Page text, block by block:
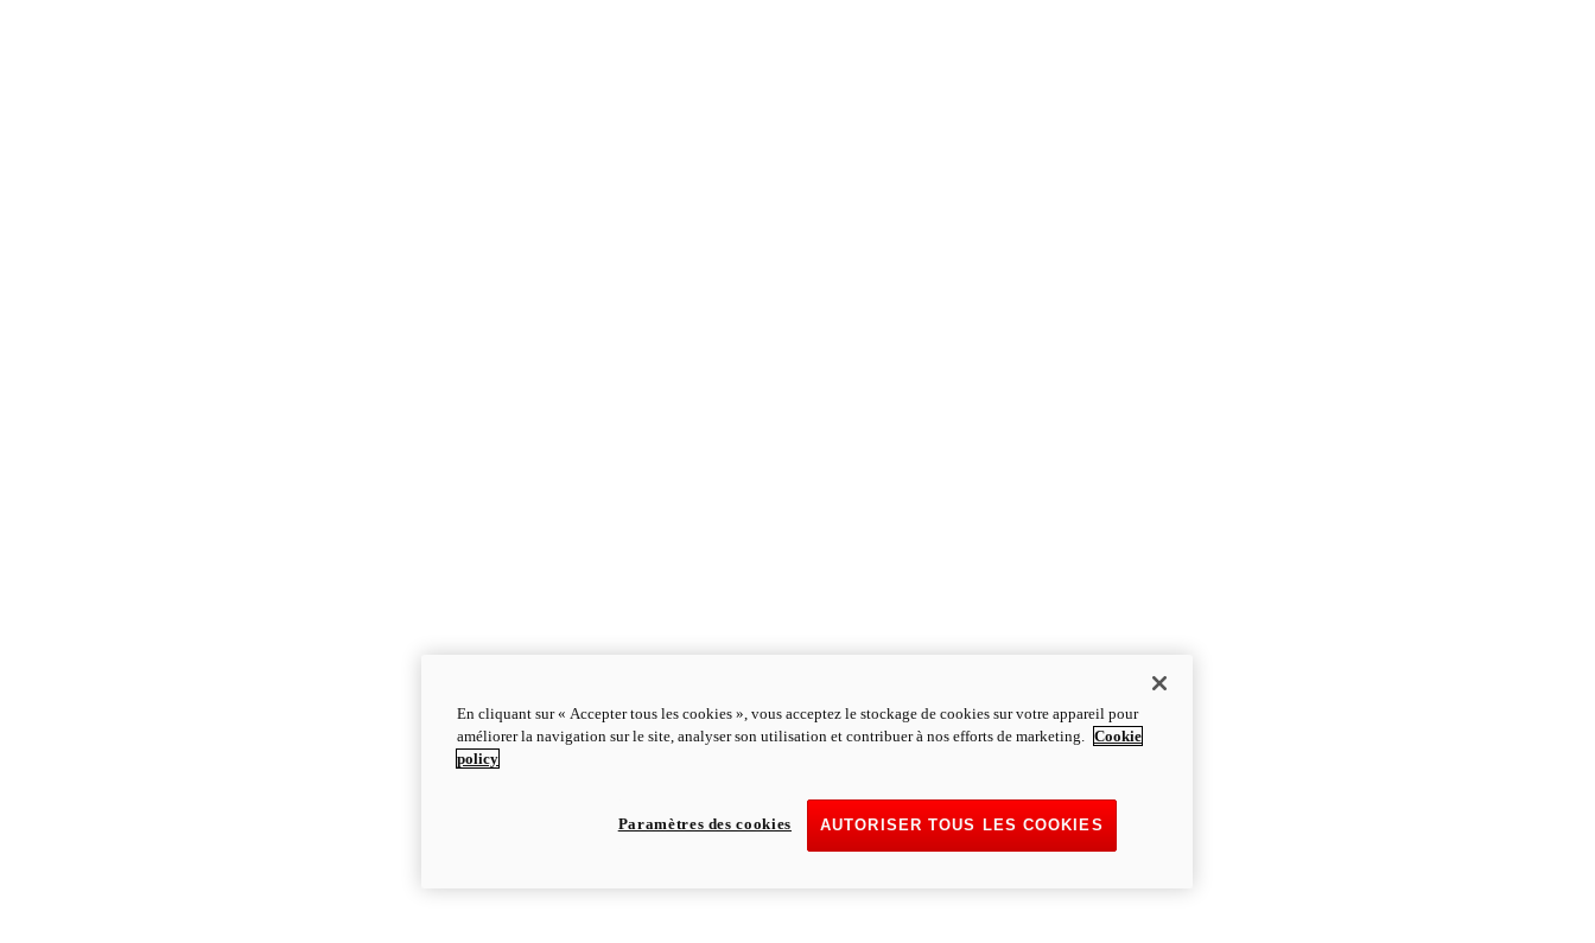
En cliquant sur « Accepter tous les cookies », vous acceptez le stockage de cookies sur votre appareil pour
améliorer la navigation sur le site, analyser son utilisation et contribuer à nos efforts de marketing. Cookie
policy
AUTORISER TOUS LES COOKIES
Paramètres des cookies